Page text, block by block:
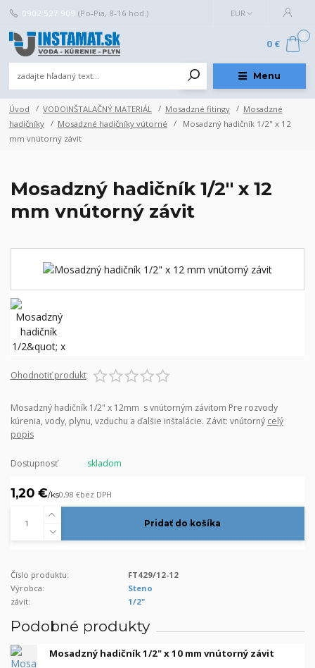
Menu
EUR
0902 527 909 (Po-Pia, 8-16 hod.)
0
0 €
Úvod VODOINŠTALAČNÝ MATERIÁL Mosadzné fitingy
Mosadzné
hadičníky
Mosadzné hadičníky vútorné
Mosadzný hadičník 1/2" x 12
mm vnútorný závit
Mosadzný hadičník 1/2" x 12
mm vnútorný závit
Ohodnotiť produkt
Mosadzný hadičník 1/2" x 12mm s vnútorným závitom Pre rozvody
kúrenia, vody, plynu, vzduchu a ďalšie inštalácie. Závit: vnútorný celý
popis
Dostupnosť skladom
1,20 €/ks0,98 €bez DPH
Pridať do košíka
Číslo produktu:
FT429/12-12
Výrobca:
Steno
závit:
1/2"
Podobné produkty
Mosadzný hadičník 1/2" x 10 mm vnútorný závit